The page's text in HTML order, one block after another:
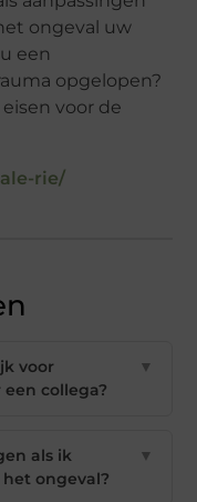
ongeval uw
een
opgelopen?
voor de
rie/
voor
collega?
▼
als ik
ongeval?
▼